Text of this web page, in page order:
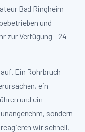
Bad Ringheim
und
zur Verfügung – 24
Ein Rohrbruch
ein
und ein
sondern
wir schnell,